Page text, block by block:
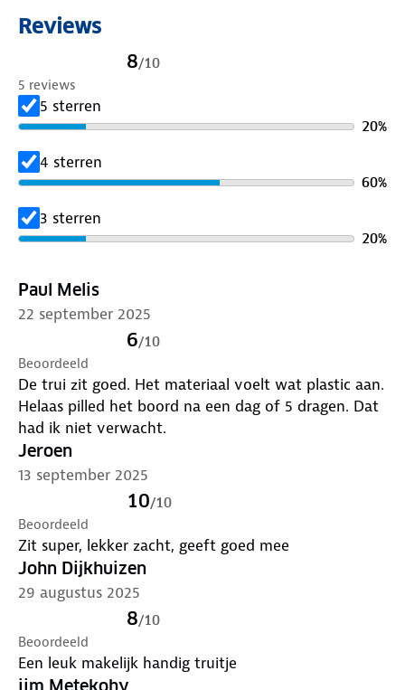
Reviews
8/10
5 reviews
5 sterren
20%
4 sterren
60%
3 sterren
20%
Paul Melis
22 september 2025
6/10
Beoordeeld
De trui zit goed. Het materiaal voelt wat plastic aan.
Helaas pilled het boord na een dag of 5 dragen. Dat
had ik niet verwacht.
Jeroen
13 september 2025
10/10
Beoordeeld
Zit super, lekker zacht, geeft goed mee
John Dijkhuizen
29 augustus 2025
8/10
Beoordeeld
Een leuk makelijk handig truitje
jim Metekohy